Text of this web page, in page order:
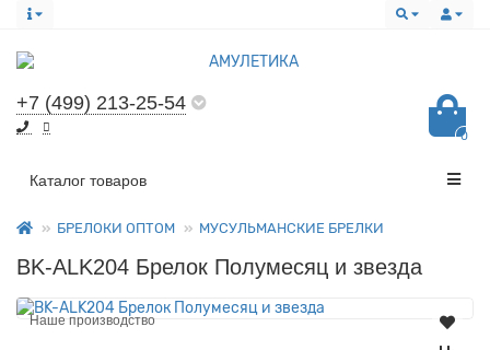
+7 (499) 213-25-54
0
Все категории
Каталог товаров
БРЕЛОКИ ОПТОМ МУСУЛЬМАНСКИЕ БРЕЛКИ
BK-ALK204 Брелок Полумесяц и звезда
Наше производство